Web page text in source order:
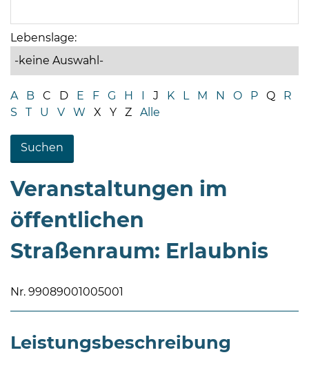
zentrale@badbramstedt.de
Mo,
Fr
08
Uhr
Do
Lebenslage:
A B C D E F G H I J K L M N O P Q
R
S
T U V W X Y Z Alle
Veranstaltungen im
öffentlichen
Straßenraum: Erlaubnis
Nr. 99089001005001
Leistungsbeschreibung